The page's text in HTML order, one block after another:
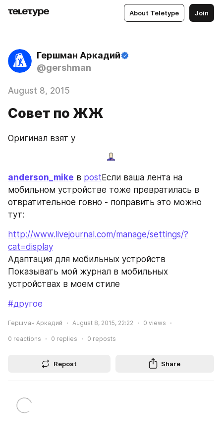
About Teletype Join
Гершман Аркадий
@gershman
August 8, 2015
Совет по ЖЖ
Оригинал взят у
anderson_mike в postЕсли ваша лента на
мобильном устройстве тоже превратилась в
отвратительное говно - поправить это можно
тут:
http://www.livejournal.com/manage/settings/?
cat=display
Адаптация для мобильных устройств
Показывать мой журнал в мобильных
устройствах в моем стиле
#другое
Гершман Аркадий August 8, 2015, 22:22 0 views
0 reactions 0 replies 0 reposts
Repost Share